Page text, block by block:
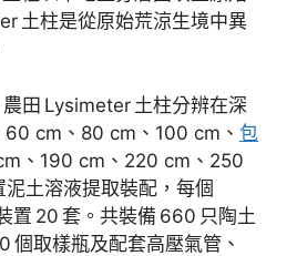
土柱是從原始荒涼生境中異
田 Lysimeter 土柱分辨在深
cm、80 cm、100 cm、 包
、190 cm、220 cm、250
土溶液提取裝配，每個
置 20 套。共裝備 660 只陶土
個取樣瓶及配套高壓氣管、